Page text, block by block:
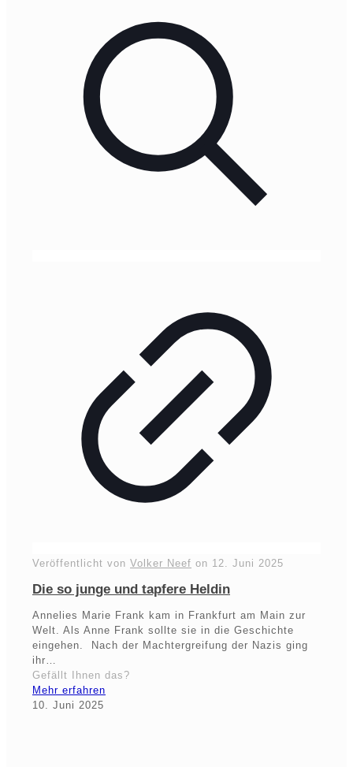
Veröffentlicht von Volker Neef on 12. Juni 2025
Die so junge und tapfere Heldin
Annelies Marie Frank kam in Frankfurt am Main zur
Welt. Als Anne Frank sollte sie in die Geschichte
eingehen. Nach der Machtergreifung der Nazis ging
ihr…
Gefällt Ihnen das?
Mehr erfahren
10. Juni 2025